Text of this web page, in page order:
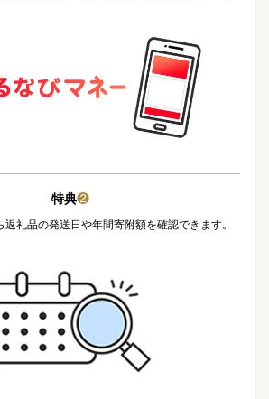
特典❷
礼品の発送日や年間寄附額を確認できます。